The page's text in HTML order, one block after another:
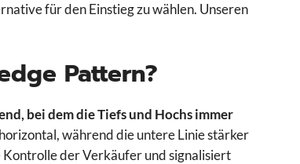
für den Einstieg zu wählen. Unseren
Pattern?
bei dem die Tiefs und Hochs immer
während die untere Linie stärker
der Verkäufer und signalisiert